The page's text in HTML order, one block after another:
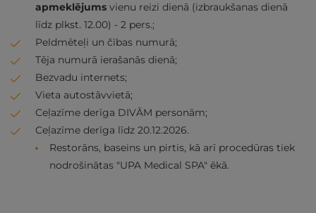
apmeklējums vienu reizi dienā (izbraukšanas dienā
līdz plkst. 12.00) - 2 pers.;
Peldmēteļi un čības numurā;
Tēja numurā ierašanās dienā;
Bezvadu internets;
Vieta autostāvvietā;
Ceļazīme derīga DIVĀM personām;
Ceļazīme derīga līdz 20.12.2026.
Restorāns, baseins un pirtis, kā arī procedūras tiek
nodrošinātas "UPA Medical SPA" ēkā.